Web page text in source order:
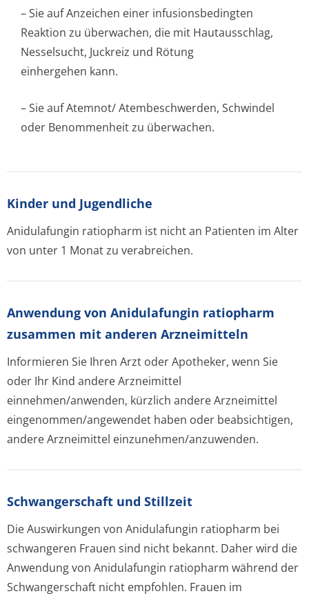
– Sie auf Anzeichen einer infusionsbedingten
Reaktion zu überwachen, die mit Hautausschlag,
Nesselsucht, Juckreiz und Rötung
einhergehen kann.
– Sie auf Atemnot/ Atembeschwerden, Schwindel
oder Benommenheit zu überwachen.
Kinder und Jugendliche
Anidulafungin ratiopharm ist nicht an Patienten im Alter
von unter 1 Monat zu verabreichen.
Anwendung von Anidulafungin ratiopharm
zusammen mit anderen Arzneimitteln
Informieren Sie Ihren Arzt oder Apotheker, wenn Sie
oder Ihr Kind andere Arzneimittel
einnehmen/anwenden, kürzlich andere Arzneimittel
eingenommen/an­gewendet haben oder beabsichtigen,
andere Arzneimittel einzunehmen/an­zuwenden.
Schwangerschaft und Stillzeit
Die Auswirkungen von Anidulafungin ratiopharm bei
schwangeren Frauen sind nicht bekannt. Daher wird die
Anwendung von Anidulafungin ratiopharm während der
Schwangerschaft nicht empfohlen. Frauen im